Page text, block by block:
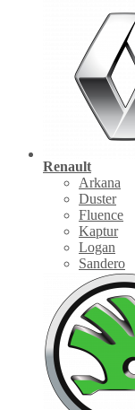
Renault
Arkana
Duster
Fluence
Kaptur
Logan
Sandero